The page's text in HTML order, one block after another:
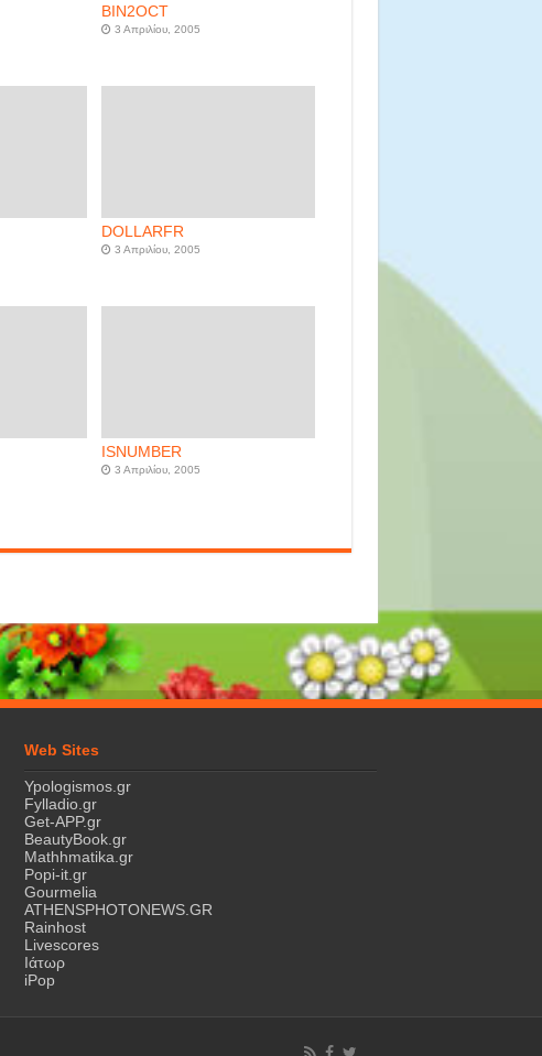
BIN2OCT
3 Απριλίου, 2005
DOLLARFR
3 Απριλίου, 2005
ISNUMBER
3 Απριλίου, 2005
Web Sites
Ypologismos.gr
Fylladio.gr
Get-APP.gr
BeautyBook.gr
Mathhmatika.gr
Popi-it.gr
Gourmelia
ATHENSPHOTONEWS.GR
Rainhost
Livescores
Ιάτωρ
iPop